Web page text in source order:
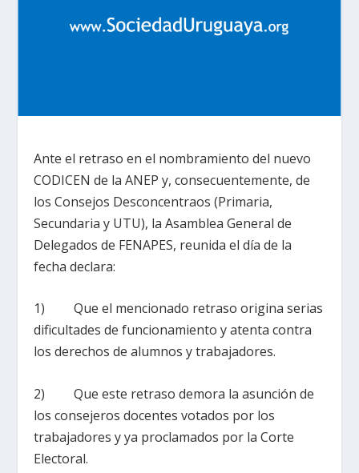
Ante el retraso en el nombramiento del nuevo
CODICEN de la ANEP y, consecuentemente, de
los Consejos Desconcentraos (Primaria,
Secundaria y UTU), la Asamblea General de
Delegados de FENAPES, reunida el día de la
fecha declara:
1) Que el mencionado retraso origina serias
dificultades de funcionamiento y atenta contra
los derechos de alumnos y trabajadores.
2) Que este retraso demora la asunción de
los consejeros docentes votados por los
trabajadores y ya proclamados por la Corte
Electoral.